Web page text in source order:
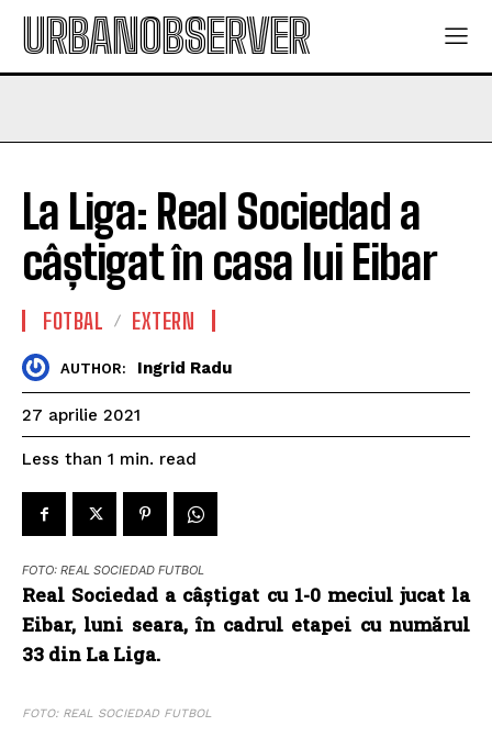
URBANOBSERVER
La Liga: Real Sociedad a
câștigat în casa lui Eibar
FOTBAL EXTERN
AUTHOR: Ingrid Radu
27 aprilie 2021
Less than 1 min. read
FOTO: REAL SOCIEDAD FUTBOL
Real Sociedad a câștigat cu 1-0 meciul jucat la
Eibar, luni seara, în cadrul etapei cu numărul
33 din La Liga.
FOTO: REAL SOCIEDAD FUTBOL